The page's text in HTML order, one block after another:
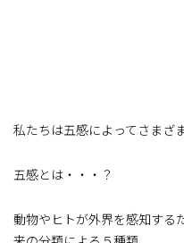
私たちは五感によってさまざ
五感とは・・・？
動物やヒトが外界を感知する